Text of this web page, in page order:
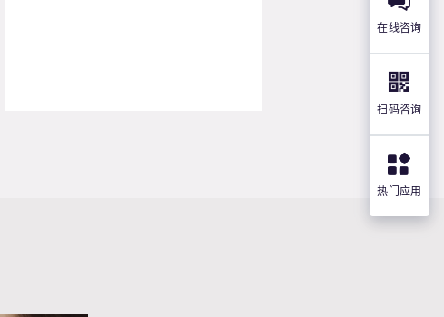
在线咨询
扫码咨询
热门应用